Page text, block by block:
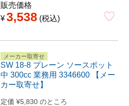
販売価格
¥3,538 税込
メーカー取寄せ
SW 18-8 プレーン ソースポット
中 300cc 業務用 3346600 【メー
カー取寄せ】
定価 ¥5,830 のところ